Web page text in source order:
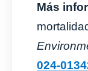
Más
024-